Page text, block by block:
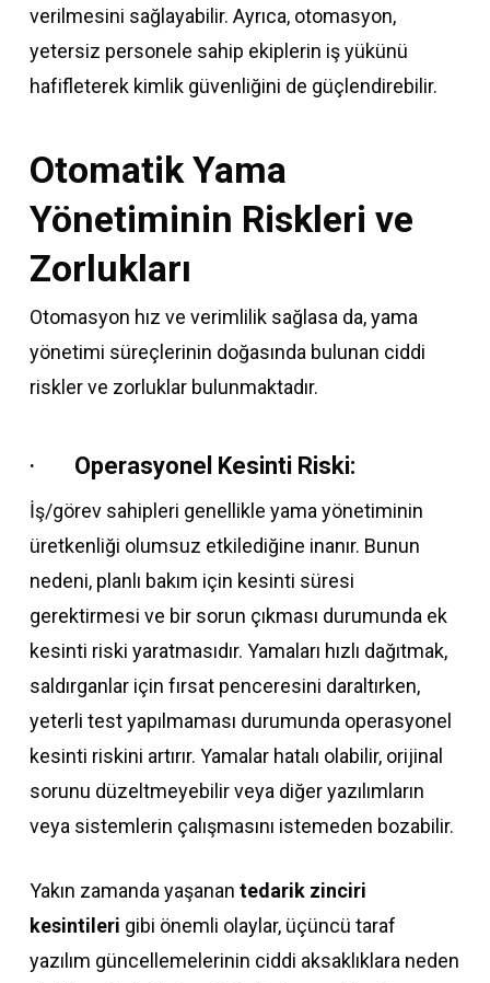
verilmesini sağlayabilir. Ayrıca, otomasyon,
yetersiz personele sahip ekiplerin iş yükünü
hafifleterek kimlik güvenliğini de güçlendirebilir.
Otomatik Yama
Yönetiminin Riskleri ve
Zorlukları
Otomasyon hız ve verimlilik sağlasa da, yama
yönetimi süreçlerinin doğasında bulunan ciddi
riskler ve zorluklar bulunmaktadır.
· Operasyonel Kesinti Riski:
İş/görev sahipleri genellikle yama yönetiminin
üretkenliği olumsuz etkilediğine inanır. Bunun
nedeni, planlı bakım için kesinti süresi
gerektirmesi ve bir sorun çıkması durumunda ek
kesinti riski yaratmasıdır. Yamaları hızlı dağıtmak,
saldırganlar için fırsat penceresini daraltırken,
yeterli test yapılmaması durumunda operasyonel
kesinti riskini artırır. Yamalar hatalı olabilir, orijinal
sorunu düzeltmeyebilir veya diğer yazılımların
veya sistemlerin çalışmasını istemeden bozabilir.
Yakın zamanda yaşanan tedarik zinciri
kesintileri gibi önemli olaylar, üçüncü taraf
yazılım güncellemelerinin ciddi aksaklıklara neden